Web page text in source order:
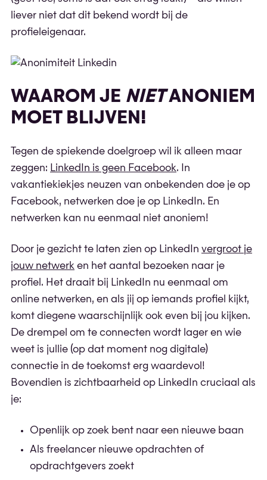
liever niet dat dit bekend wordt bij de
profieleigenaar.
WAAROM JE NIETANONIEM
MOET BLIJVEN!
Tegen de spiekende doelgroep wil ik alleen maar
zeggen: LinkedIn is geen Facebook. In
vakantiekiekjes neuzen van onbekenden doe je op
Facebook, netwerken doe je op LinkedIn. En
netwerken kan nu eenmaal niet anoniem!
Door je gezicht te laten zien op LinkedIn vergroot je
jouw netwerk en het aantal bezoeken naar je
profiel. Het draait bij LinkedIn nu eenmaal om
online netwerken, en als jij op iemands profiel kijkt,
komt diegene waarschijnlijk ook even bij jou kijken.
De drempel om te connecten wordt lager en wie
weet is jullie (op dat moment nog digitale)
connectie in de toekomst erg waardevol!
Bovendien is zichtbaarheid op LinkedIn cruciaal als
je:
Openlijk op zoek bent naar een nieuwe baan
Als freelancer nieuwe opdrachten of
opdrachtgevers zoekt